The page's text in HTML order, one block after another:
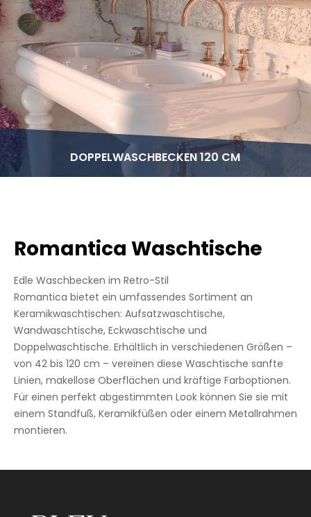
DOPPELWASCHBECKEN 120 CM
Romantica Waschtische
Edle Waschbecken im Retro-Stil
Romantica bietet ein umfassendes Sortiment an
Keramikwaschtischen: Aufsatzwaschtische,
Wandwaschtische, Eckwaschtische und
Doppelwaschtische. Erhältlich in verschiedenen Größen –
von 42 bis 120 cm – vereinen diese Waschtische sanfte
Linien, makellose Oberflächen und kräftige Farboptionen.
Für einen perfekt abgestimmten Look können Sie sie mit
einem Standfuß, Keramikfüßen oder einem Metallrahmen
montieren.